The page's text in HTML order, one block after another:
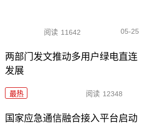
阅读 11642 05-25
两部门发文推动多用户绿电直连
发展
最热 阅读 12348
国家应急通信融合接入平台启动